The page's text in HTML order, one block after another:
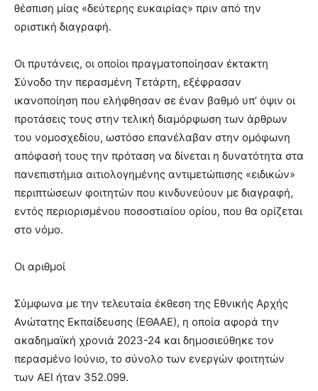
θέσπιση μίας «δεύτερης ευκαιρίας» πριν από την
οριστική διαγραφή.
Οι πρυτάνεις, οι οποίοι πραγματοποίησαν έκτακτη
Σύνοδο την περασμένη Τετάρτη, εξέφρασαν
ικανοποίηση που ελήφθησαν σε έναν βαθμό υπ’ όψιν οι
προτάσεις τους στην τελική διαμόρφωση των άρθρων
του νομοσχεδίου, ωστόσο επανέλαβαν στην ομόφωνη
απόφασή τους την πρόταση να δίνεται η δυνατότητα στα
πανεπιστήμια αιτιολογημένης αντιμετώπισης «ειδικών»
περιπτώσεων φοιτητών που κινδυνεύουν με διαγραφή,
εντός περιορισμένου ποσοστιαίου ορίου, που θα ορίζεται
στο νόμο.
Οι αριθμοί
Σύμφωνα με την τελευταία έκθεση της Εθνικής Αρχής
Ανώτατης Εκπαίδευσης (ΕΘΑΑΕ), η οποία αφορά την
ακαδημαϊκή χρονιά 2023-24 και δημοσιεύθηκε τον
περασμένο Ιούνιο, το σύνολο των ενεργών φοιτητών
των ΑΕΙ ήταν 352.099.